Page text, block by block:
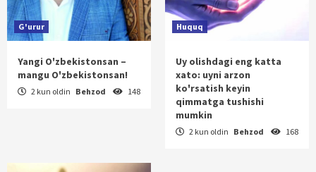
G'urur
Yangi O'zbekistonsan –
mangu O'zbekistonsan!
2 kun oldin Behzod 148
Huquq
Uy olishdagi eng katta
xato: uyni arzon
ko'rsatish keyin
qimmatga tushishi
mumkin
2 kun oldin Behzod 168